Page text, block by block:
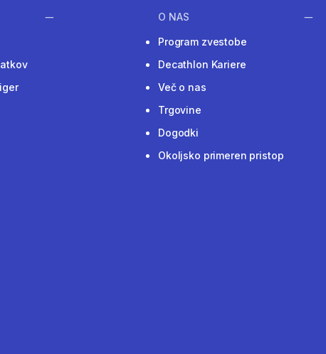
O NAS
Program zvestobe
Decathlon Kariere
Več o nas
Trgovine
Dogodki
Okoljsko primeren pristop